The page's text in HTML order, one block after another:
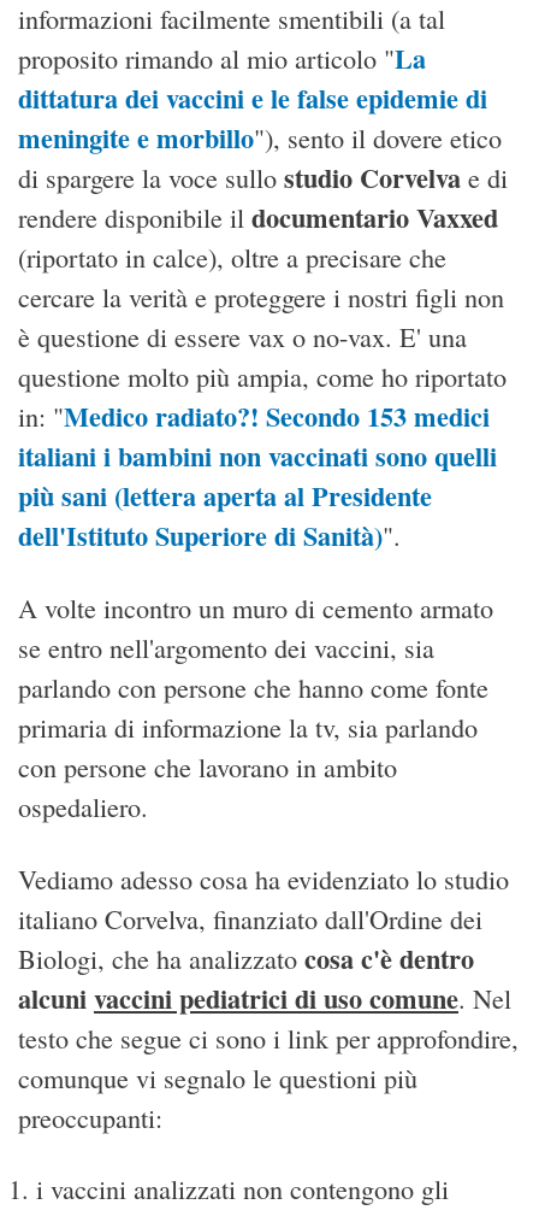
informazioni facilmente smentibili (a tal
proposito rimando al mio articolo "La
dittatura dei vaccini e le false epidemie di
meningite e morbillo"), sento il dovere etico
di spargere la voce sullo studio Corvelva e di
rendere disponibile il documentario Vaxxed
(riportato in calce), oltre a precisare che
cercare la verità e proteggere i nostri figli non
è questione di essere vax o no-vax. E' una
questione molto più ampia, come ho riportato
in: "Medico radiato?! Secondo 153 medici
italiani i bambini non vaccinati sono quelli
più sani (lettera aperta al Presidente
dell'Istituto Superiore di Sanità)".
A volte incontro un muro di cemento armato
se entro nell'argomento dei vaccini, sia
parlando con persone che hanno come fonte
primaria di informazione la tv, sia parlando
con persone che lavorano in ambito
ospedaliero.
Vediamo adesso cosa ha evidenziato lo studio
italiano Corvelva, finanziato dall'Ordine dei
Biologi, che ha analizzato cosa c'è dentro
alcunivaccini pediatrici di uso comune. Nel
testo che segue ci sono i link per approfondire,
comunque vi segnalo le questioni più
preoccupanti:
i vaccini analizzati non contengono gli